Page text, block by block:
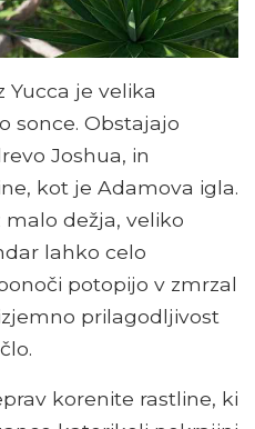
Yucca je velika
sonce. Obstajajo
Joshua, in
kot je Adamova igla.
dežja, veliko
lahko celo
potopijo v zmrzal
prilagodljivost
korenite rastline, ki